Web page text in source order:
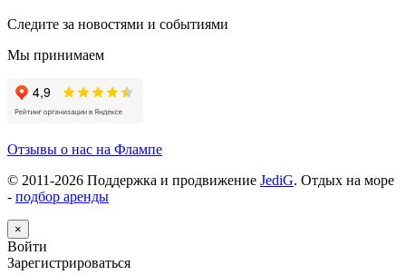
Следите за новостями и событиями
Мы принимаем
Отзывы о нас на Флампе
© 2011-2026 Поддержка и продвижение JediG. Отдых на море
- подбор аренды
×
Войти
Зарегистрироваться